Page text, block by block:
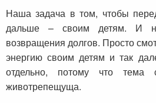
Наша задача в том, чтобы
дальше – своим детям. И
возвращения долгов. Просто
энергию своим детям и так
отдельно, потому что
животрепещуща.